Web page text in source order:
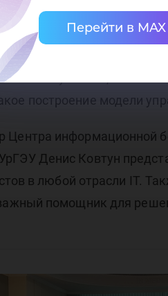
Перейти в MAX
текущей модели
предпосылки и
Было отмечено, что
– выпускника, так как
построение модели
Центра информационной
Денис Ковтун
в любой отрасли IT.
помощник для